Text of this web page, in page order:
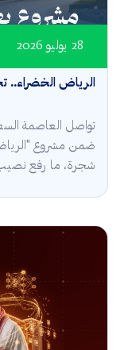
الرياض الخضراء..
28 يوليو 2026
تواصل العاصمة
شجرة، ما رفع